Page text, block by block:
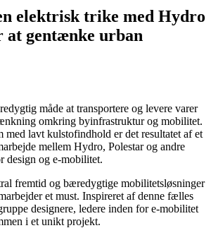
elektrisk trike med Hydro
at gentænke urban
måde at transportere og levere varer
omkring byinfrastruktur og mobilitet.
med lavt kulstofindhold er det resultatet af et
mellem Hydro, Polestar og andre
design og e-mobilitet.
fremtid og bæredygtige mobilitetsløsninger
et must. Inspireret af denne fælles
designere, ledere inden for e-mobilitet
i et unikt projekt.